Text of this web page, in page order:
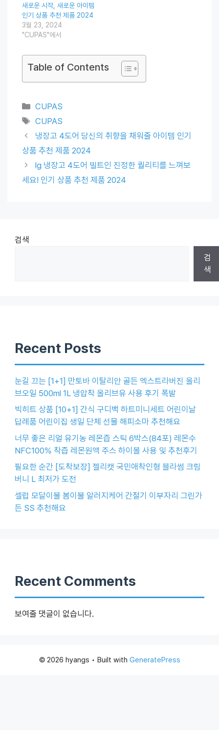
새로운 시작, 새로운 아이템
인기 상품 추천 제품 2024
3월 23, 2024
"CUPAS"에서
Table of Contents
Categories
CUPAS
Tags
CUPAS
냉장고 4도어 당신의 취향을 채워줄 아이템 인기
상품 추천 제품 2024
lg 냉장고 4도어 빌트인 진정한 퀄리티를 느껴보
세요! 인기 상품 추천 제품 2024
검색
검
색
Recent Posts
눈길 끄는 [1+1] 만토바 이탈리안 골든 엑스트라버진 올리
브오일 500ml 1L 냉압착 올리브유 사용 후기 폭발
빅히트 상품 [10+1] 간식 구디백 하트미니세트 어린이날
답례품 어린이집 생일 단체 선물 해피소마 추천해요
너무 좋은 리얼 유기농 레몬즙 스틱 6박스(84포) 레몬수
NFC100% 착즙 레몬원액 주스 하이볼 사용 및 추천후기
필요한 순간 [도착보장] 젤리캣 국민애착인형 블라썸 크림
버니 L 최저가 도전
셀럽 모달이불 봄이불 알러지케어 간절기 이부자리 그린가
든 SS 추천해요
Recent Comments
보여줄 댓글이 없습니다.
© 2026 hyangs • Built with GeneratePress